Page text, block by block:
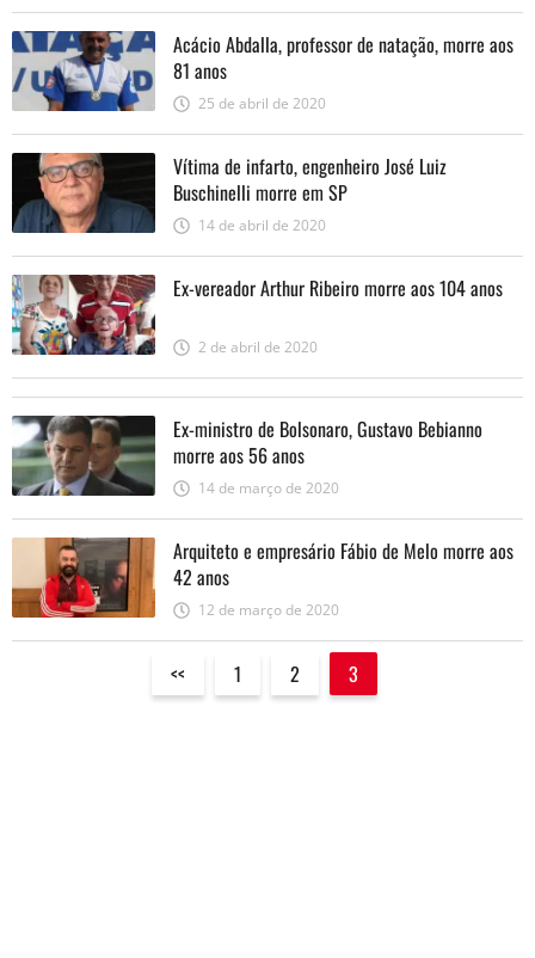
Acácio Abdalla, professor de natação, morre aos
81 anos
25 de abril de 2020
Vítima de infarto, engenheiro José Luiz
Buschinelli morre em SP
14 de abril de 2020
Ex-vereador Arthur Ribeiro morre aos 104 anos
2 de abril de 2020
Ex-ministro de Bolsonaro, Gustavo Bebianno
morre aos 56 anos
14 de março de 2020
Arquiteto e empresário Fábio de Melo morre aos
42 anos
12 de março de 2020
<< 1 2 3